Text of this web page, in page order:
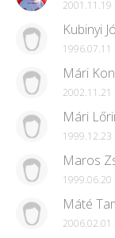
2001.11.19
Kubinyi
1996.07.11
Mári
2002.11.21
Mári
1999.12.23
Maros
1999.06.20
Máté
2006.02.01